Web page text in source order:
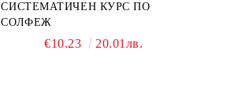
СИСТЕМАТИЧЕН КУРС ПО
СОЛФЕЖ
€10.23 20.01лв.